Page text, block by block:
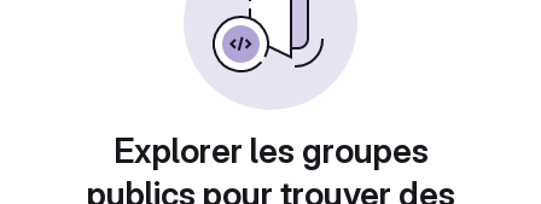
Explorer les groupes
publics pour trouver des